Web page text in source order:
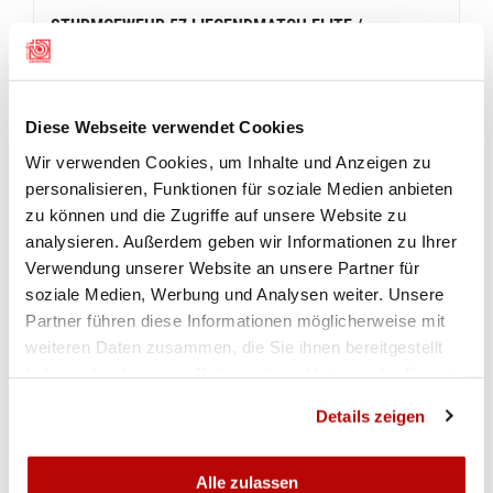
Diese Webseite verwendet Cookies
Wir verwenden Cookies, um Inhalte und Anzeigen zu
personalisieren, Funktionen für soziale Medien anbieten
zu können und die Zugriffe auf unsere Website zu
analysieren. Außerdem geben wir Informationen zu Ihrer
Verwendung unserer Website an unsere Partner für
soziale Medien, Werbung und Analysen weiter. Unsere
Partner führen diese Informationen möglicherweise mit
weiteren Daten zusammen, die Sie ihnen bereitgestellt
Details zeigen
Alle zulassen
STURMGEWEHR 57 LIEGENDMATCH ELITE /
Der Wettkampf mit dem Sturmgewehr 57 war
Schweizermeister: Er gewann in einem am Ende
hochspannenden Wettkampf mit genau einem
Innenzehner Vorsprung (573-15x) auf Mauro
Arduser (GR).
Auf Rang 3 folgt eine Schützin:
Silvia Plaz (GR) erzielte 572 Zähler und sicherte
sich mit einem Vorsprung von 5 Innenzehner auf
den frisch gekürten Schweizermeister 2-Stellung
STURMGEWEHR 57 VETERANEN LIEGENDMATCH
584 Punkten im Liegendmatch mit dem